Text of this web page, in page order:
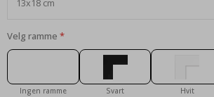
Velg ramme
Ingen ramme Svart Hvit